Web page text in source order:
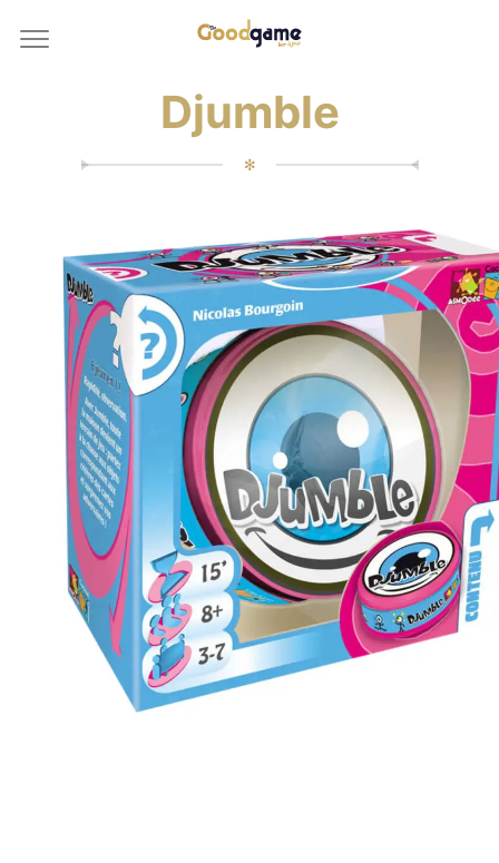
Djumble
✻